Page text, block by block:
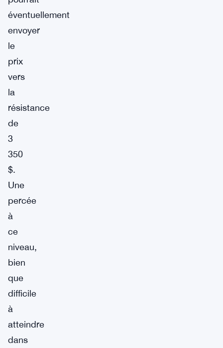
éventuellement
envoyer
le
prix
vers
la
résistance
de
3
350
$.
Une
percée
à
ce
niveau,
bien
que
difficile
à
atteindre
dans